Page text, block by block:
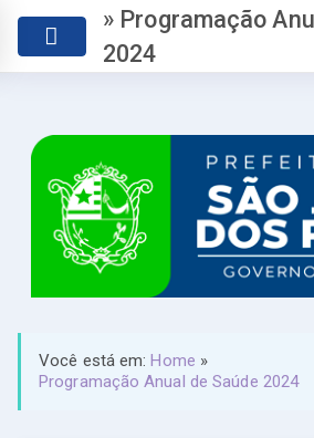
» Programação
2024
Você está em:Home »
Programação Anual de Saúde 2024